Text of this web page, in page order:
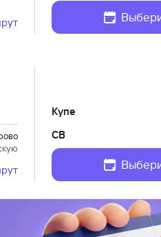
Купе
СВ